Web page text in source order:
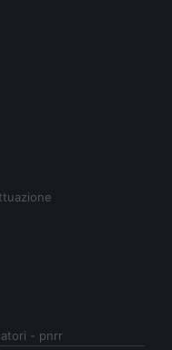
- pnrr